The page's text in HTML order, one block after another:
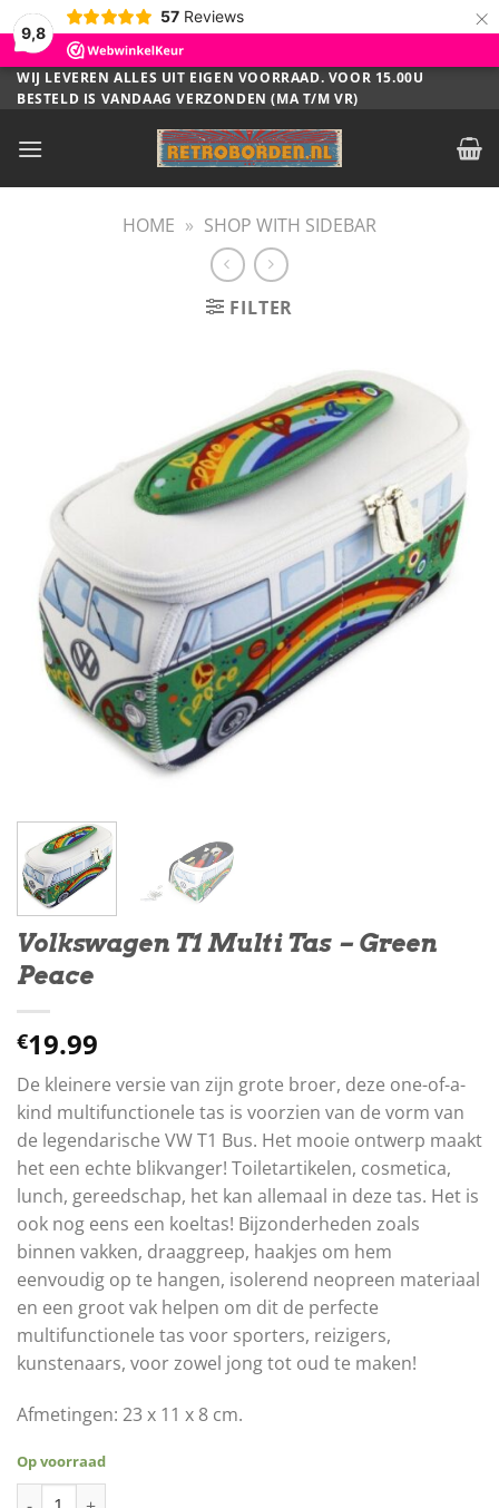
9,8
57 Reviews ×
Ga
naar
WIJ LEVEREN ALLES UIT EIGEN VOORRAAD. VOOR 15.00U
BESTELD IS VANDAAG VERZONDEN (MA T/M VR)
HOME » SHOP WITH SIDEBAR
FILTER
Volkswagen T1 Multi Tas – Green
Peace
€19.99
De kleinere versie van zijn grote broer, deze one-of-a-
kind multifunctionele tas is voorzien van de vorm van
de legendarische VW T1 Bus. Het mooie ontwerp maakt
het een echte blikvanger! Toiletartikelen, cosmetica,
lunch, gereedschap, het kan allemaal in deze tas. Het is
ook nog eens een koeltas! Bijzonderheden zoals
binnen vakken, draaggreep, haakjes om hem
eenvoudig op te hangen, isolerend neopreen materiaal
en een groot vak helpen om dit de perfecte
multifunctionele tas voor sporters, reizigers,
kunstenaars, voor zowel jong tot oud te maken!
Afmetingen: 23 x 11 x 8 cm.
Op voorraad
Volkswagen T1 Multi Tas - Green Peace aantal